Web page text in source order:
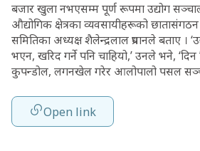
बजार खुला नभएसम्म पूर्ण रूपमा उद्योग
औद्योगिक क्षेत्रका व्यवसायीहरूको
समितिका अध्यक्ष शैलेन्द्रलाल प्रधानले बताए ।
भएन, खरिद गर्ने पनि चाहियो,’ उनले भने,
कुपन्डोल, लगनखेल गरेर आलोपालो पसल
Open link